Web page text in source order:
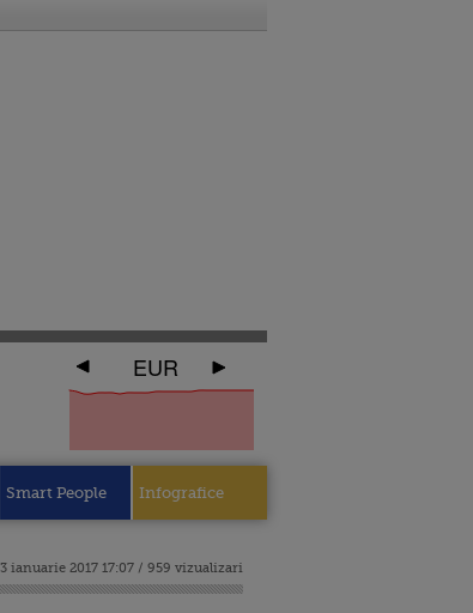
EUR
Smart People Infografice
3 ianuarie 2017 17:07 / 959 vizualizari